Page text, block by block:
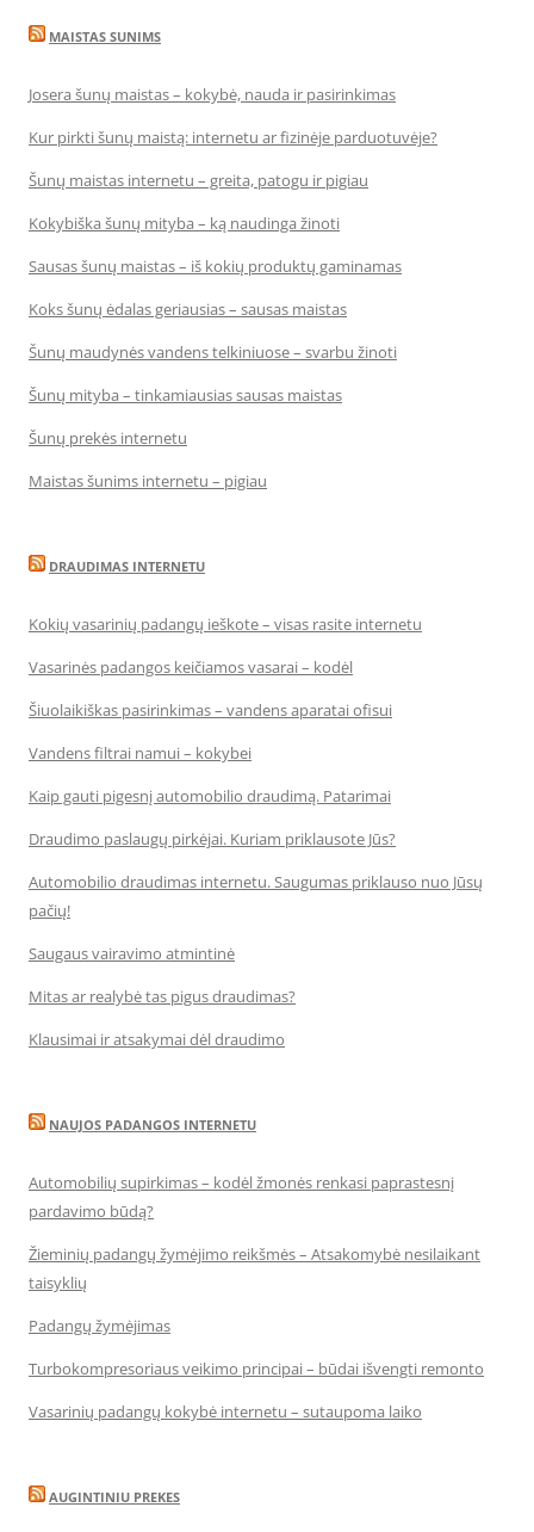
MAISTAS SUNIMS
Josera šunų maistas – kokybė, nauda ir pasirinkimas
Kur pirkti šunų maistą: internetu ar fizinėje parduotuvėje?
Šunų maistas internetu – greita, patogu ir pigiau
Kokybiška šunų mityba – ką naudinga žinoti
Sausas šunų maistas – iš kokių produktų gaminamas
Koks šunų ėdalas geriausias – sausas maistas
Šunų maudynės vandens telkiniuose – svarbu žinoti
Šunų mityba – tinkamiausias sausas maistas
Šunų prekės internetu
Maistas šunims internetu – pigiau
DRAUDIMAS INTERNETU
Kokių vasarinių padangų ieškote – visas rasite internetu
Vasarinės padangos keičiamos vasarai – kodėl
Šiuolaikiškas pasirinkimas – vandens aparatai ofisui
Vandens filtrai namui – kokybei
Kaip gauti pigesnį automobilio draudimą. Patarimai
Draudimo paslaugų pirkėjai. Kuriam priklausote Jūs?
Automobilio draudimas internetu. Saugumas priklauso nuo Jūsų
pačių!
Saugaus vairavimo atmintinė
Mitas ar realybė tas pigus draudimas?
Klausimai ir atsakymai dėl draudimo
NAUJOS PADANGOS INTERNETU
Automobilių supirkimas – kodėl žmonės renkasi paprastesnį
pardavimo būdą?
Žieminių padangų žymėjimo reikšmės – Atsakomybė nesilaikant
taisyklių
Padangų žymėjimas
Turbokompresoriaus veikimo principai – būdai išvengti remonto
Vasarinių padangų kokybė internetu – sutaupoma laiko
AUGINTINIU PREKES